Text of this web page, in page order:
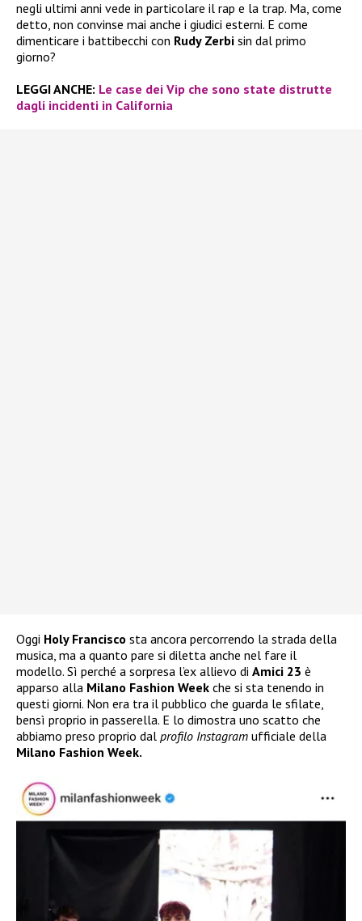
negli ultimi anni vede in particolare il rap e la trap. Ma, come
detto, non convinse mai anche i giudici esterni. E come
dimenticare i battibecchi con Rudy Zerbi sin dal primo
giorno?
LEGGI ANCHE: Le case dei Vip che sono state distrutte
dagli incidenti in California
Oggi Holy Francisco sta ancora percorrendo la strada della
musica, ma a quanto pare si diletta anche nel fare il
modello. Sì perché a sorpresa l’ex allievo di Amici 23 è
apparso alla Milano Fashion Week che si sta tenendo in
questi giorni. Non era tra il pubblico che guarda le sfilate,
bensì proprio in passerella. E lo dimostra uno scatto che
abbiamo preso proprio dal profilo Instagram ufficiale della
Milano Fashion Week.